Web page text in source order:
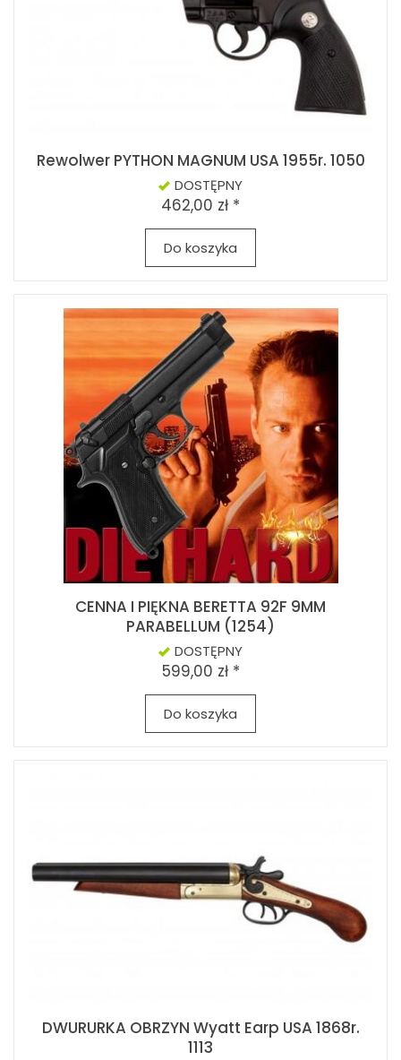
Rewolwer PYTHON MAGNUM USA 1955r. 1050
DOSTĘPNY
462,00 zł *
Do koszyka
CENNA I PIĘKNA BERETTA 92F 9MM
PARABELLUM (1254)
DOSTĘPNY
599,00 zł *
Do koszyka
DWURURKA OBRZYN Wyatt Earp USA 1868r.
1113